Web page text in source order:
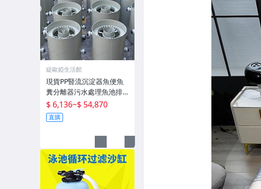
緹歐婭生活館
現貨PP豎流沉淀器魚便魚
糞分離器污水處理魚池排
污化水產殖設備
$ 6,136~$ 54,870
直購